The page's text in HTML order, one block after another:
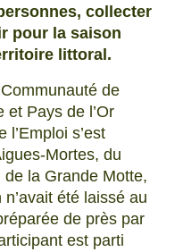
collecter
pour la saison
littoral.
de
et Pays de l’Or
l’Emploi s’est
Mortes, du
la Grande Motte,
été laissé au
de près par
est parti